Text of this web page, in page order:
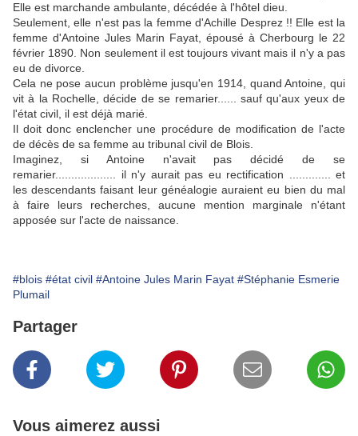
Elle est marchande ambulante, décédée à l'hôtel dieu.
Seulement, elle n'est pas la femme d'Achille Desprez !! Elle est la
femme d'Antoine Jules Marin Fayat, épousé à Cherbourg le 22
février 1890. Non seulement il est toujours vivant mais il n'y a pas
eu de divorce.
Cela ne pose aucun problème jusqu'en 1914, quand Antoine, qui
vit à la Rochelle, décide de se remarier...... sauf qu'aux yeux de
l'état civil, il est déjà marié.
Il doit donc enclencher une procédure de modification de l'acte
de décès de sa femme au tribunal civil de Blois.
Imaginez, si Antoine n'avait pas décidé de se
remarier................... il n'y aurait pas eu rectification ............. et
les descendants faisant leur généalogie auraient eu bien du mal
à faire leurs recherches, aucune mention marginale n'étant
apposée sur l'acte de naissance.
#blois #état civil #Antoine Jules Marin Fayat #Stéphanie Esmerie
Plumail
Partager
Vous aimerez aussi